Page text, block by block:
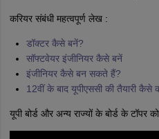
करियर संबंधी महत्वपूर्ण लेख :
डॉक्टर कैसे बनें?
सॉफ्टवेयर इंजीनियर कैसे बनें
इंजीनियर कैसे बन सकते हैं?
12वीं के बाद यूपीएससी की तैयारी कैसे
यूपी बोर्ड और अन्य राज्यों के बोर्ड के टॉपर